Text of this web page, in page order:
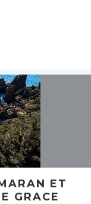
ET
GRACE